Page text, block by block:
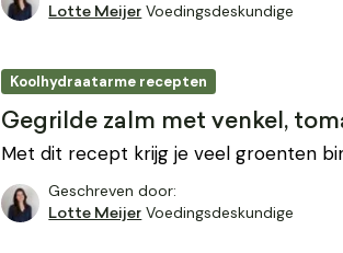
Lotte Meijer Voedingsdeskundige
Koolhydraatarme recepten
Gegrilde zalm met venkel,
Met dit recept krijg je veel groenten
Geschreven door:
Lotte Meijer Voedingsdeskundige